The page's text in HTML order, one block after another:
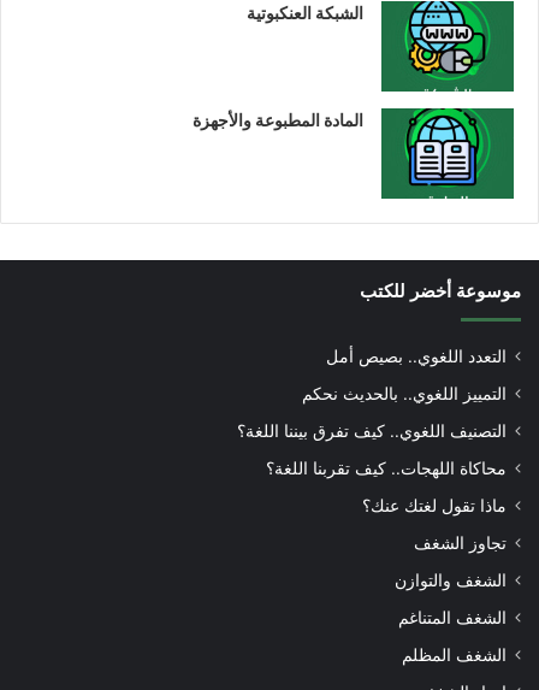
الشبكة العنكبوتية
المادة المطبوعة والأجهزة
موسوعة أخضر للكتب
التعدد اللغوي.. بصيص أمل
التمييز اللغوي.. بالحديث نحكم
التصنيف اللغوي.. كيف تفرق بيننا اللغة؟
محاكاة اللهجات.. كيف تقربنا اللغة؟
ماذا تقول لغتك عنك؟
تجاوز الشغف
الشغف والتوازن
الشغف المتناغم
الشغف المظلم